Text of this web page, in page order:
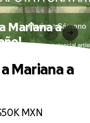
Mariana a
MXN
Mariana a